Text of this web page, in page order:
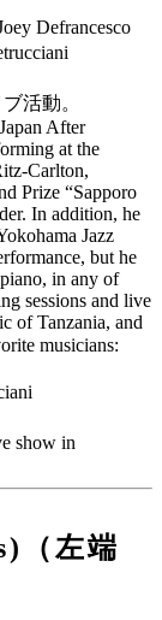
Defrancesco
活動。
After
at the
Carlton,
Prize “Sapporo
In addition, he
Jazz
but he
in any of
sessions and live
of Tanzania, and
musicians:
show in
（左端